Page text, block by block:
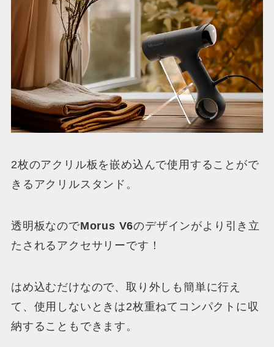
2枚のアクリル板を嵌め込んで使用することがで
きるアクリルスタンド。
透明板なのでMorus V6のデザインがより引き立
たされるアクセサリーです！
はめ込むだけなので、取り外しも簡単に行え
て、使用しないときは2枚重ねてコンパクトに収
納することもできます。